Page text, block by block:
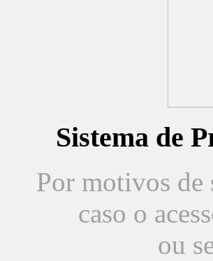
Sistema de
Por motivos de
caso o
ou